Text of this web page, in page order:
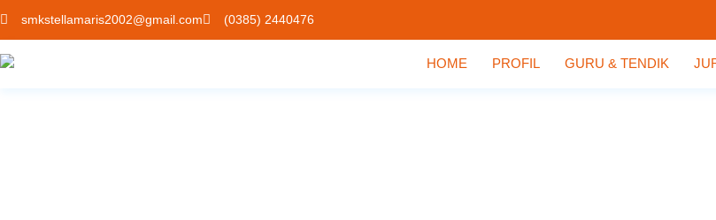
smkstellamaris2002@gmail.com (0385) 2440476
HOME PROFIL GURU & TENDIK